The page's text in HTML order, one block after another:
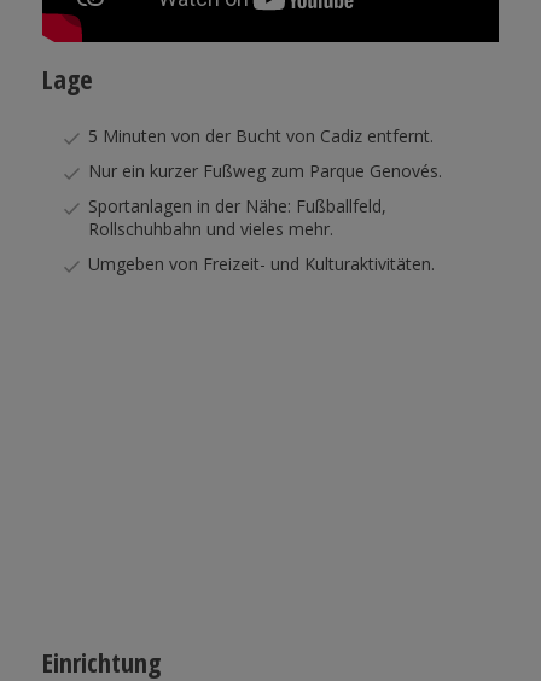
Lage
5 Minuten von der Bucht von Cadiz entfernt.
Nur ein kurzer Fußweg zum Parque Genovés.
Sportanlagen in der Nähe: Fußballfeld,
Rollschuhbahn und vieles mehr.
Umgeben von Freizeit- und Kulturaktivitäten.
Einrichtung